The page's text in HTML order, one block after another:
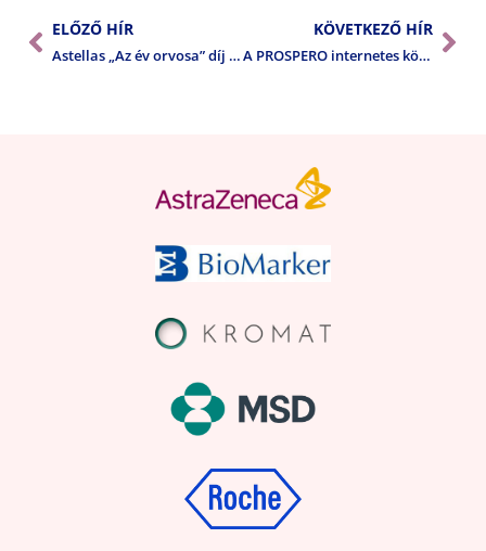
ELŐZŐ HÍR
Astellas „Az év orvosa” díj 2011
KÖVETKEZŐ HÍR
A PROSPERO internetes könyváruház ajánlata a MPT tagjainak